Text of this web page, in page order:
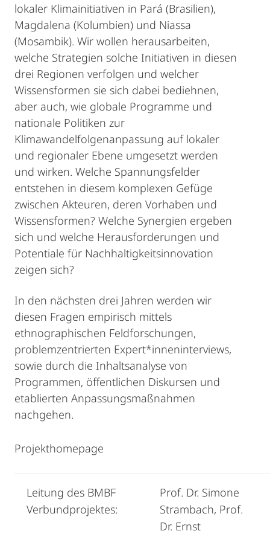
lokaler Klimainitiativen in Pará (Brasilien),
Magdalena (Kolumbien) und Niassa
(Mosambik). Wir wollen herausarbeiten,
welche Strategien solche Initiativen in diesen
drei Regionen verfolgen und welcher
Wissensformen sie sich dabei bediehnen,
aber auch, wie globale Programme und
nationale Politiken zur
Klimawandelfolgenanpassung auf lokaler
und regionaler Ebene umgesetzt werden
und wirken. Welche Spannungsfelder
entstehen in diesem komplexen Gefüge
zwischen Akteuren, deren Vorhaben und
Wissensformen? Welche Synergien ergeben
sich und welche Herausforderungen und
Potentiale für Nachhaltigkeitsinnovation
zeigen sich?
In den nächsten drei Jahren werden wir
diesen Fragen empirisch mittels
ethnographischen Feldforschungen,
problemzentrierten Expert*inneninterviews,
sowie durch die Inhaltsanalyse von
Programmen, öffentlichen Diskursen und
etablierten Anpassungsmaßnahmen
nachgehen.
Projekthomepage
Leitung des BMBF
Verbundprojektes:
Prof. Dr. Simone
Strambach, Prof.
Dr. Ernst